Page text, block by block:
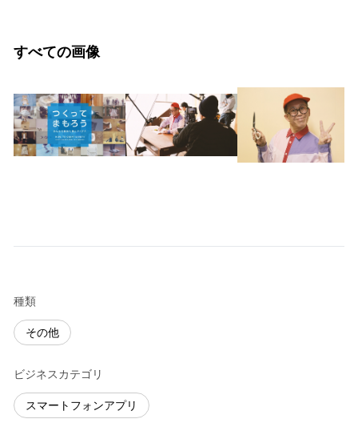
すべての画像
種類
その他
ビジネスカテゴリ
スマートフォンアプリ